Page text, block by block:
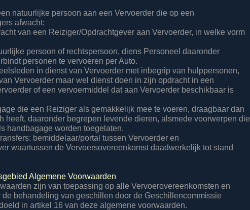
natuurlijke persoon aan een Vervoerder die op een
afwacht;
van een Reiziger/Opdrachtgever aan Vervoerder, in welke vorm
persoon of rechtspersoon, diens Personeel daaronder
personen te vervoeren per Auto.
in dienst van Vervoerder met inbegrip van hulppersonen,
Vervoerder maar wel dienst doen in zijn opdracht in een
of een vervoermiddel dat aan Vervoerder beschikbaar is
die een Reiziger als gemakkelijk mee te voeren, draagbaar dan
heeft, daaronder begrepen levende dieren, alsmede voorwerpen die
handbagage worden toegelaten.
bemiddelaar/portal tussen Vervoerder en
waartussen de Vervoersovereenkomst daadwerkelijk tot stand
Algemene Voorwaarden
zijn van toepassing op alle Vervoerovereenkomsten en
de behandeling van geschillen door de Geschillencommissie
in artikel 16 van deze algemene voorwaarden.